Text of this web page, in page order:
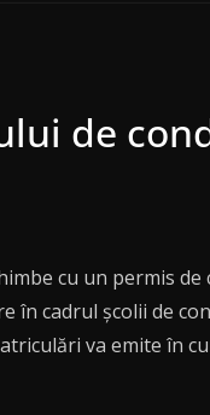
de
cu un permis
în cadrul școlii de
va emite în